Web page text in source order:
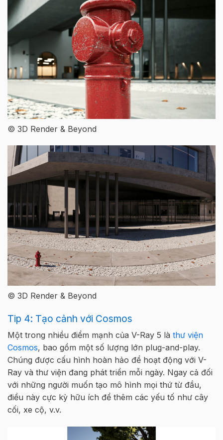
© 3D Render & Beyond
© 3D Render & Beyond
Tip 4: Tạo cảnh với Cosmos
Một trong nhiều điểm mạnh của V-Ray 5 là thư viện
Cosmos, bao gồm một số lượng lớn plug-and-play.
Chúng được cấu hình hoàn hảo để hoạt động với V-
Ray và thư viện đang phát triển mỗi ngày. Ngay cả đối
với những người muốn tạo mô hình mọi thứ từ đầu,
điều này cực kỳ hữu ích để thêm các yếu tố như cây
cối, xe cộ, v.v.